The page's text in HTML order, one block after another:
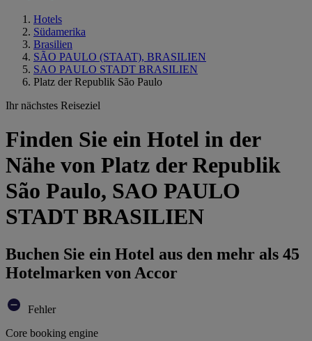
Hotels
Südamerika
Brasilien
SÃO PAULO (STAAT), BRASILIEN
SAO PAULO STADT BRASILIEN
Platz der Republik São Paulo
Ihr nächstes Reiseziel
Finden Sie ein Hotel in der
Nähe von Platz der Republik
São Paulo, SAO PAULO
STADT BRASILIEN
Buchen Sie ein Hotel aus den mehr als 45
Hotelmarken von Accor
Fehler
Core booking engine